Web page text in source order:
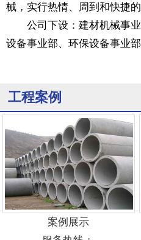
械，实行热情、周到和快捷的
公司下设：建材机械事业
设备事业部、环保设备事业部
工程案例
案例展示